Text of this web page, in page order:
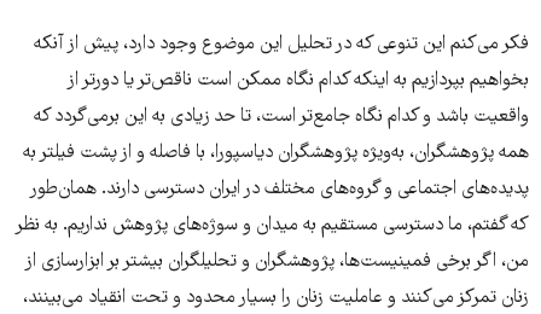
فکر می‌کنم این تنوعی که در تحلیل این موضوع وجود دارد، پیش از آنکه
بخواهیم بپردازیم به اینکه کدام نگاه ممکن است ناقص‌تر یا دورتر از
واقعیت باشد و کدام نگاه جامع‌تر است، تا حد زیادی به این برمی‌گردد که
همه پژوهشگران، به‌ویژه پژوهشگران دیاسپورا، با فاصله و از پشت فیلتر به
پدیده‌های اجتماعی و گروه‌های مختلف در ایران دسترسی دارند. همان‌طور
که گفتم، ما دسترسی مستقیم به میدان و سوژه‌های پژوهش نداریم. به نظر
من، اگر برخی فمینیست‌ها، پژوهشگران و تحلیلگران بیشتر بر ابزارسازی از
زنان تمرکز می‌کنند و عاملیت زنان را بسیار محدود و تحت انقیاد می‌بینند،